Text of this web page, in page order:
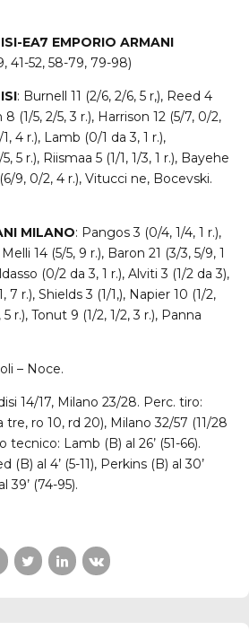
EA7 EMPORIO ARMANI
41-52, 58-79, 79-98)
: Burnell 11 (2/6, 2/6, 5 r,), Reed 4
(1/5, 2/5, 3 r.), Harrison 12 (5/7, 0/2,
4 r.), Lamb (0/1 da 3, 1 r.),
5 r.), Riismaa 5 (1/1, 1/3, 1 r.), Bayehe
9, 0/2, 4 r.), Vitucci ne, Bocevski.
MILANO: Pangos 3 (0/4, 1/4, 1 r.),
14 (5/5, 9 r.), Baron 21 (3/3, 5/9, 1
(0/2 da 3, 1 r.), Alviti 3 (1/2 da 3),
r.), Shields 3 (1/1,), Napier 10 (1/2,
5 r.), Tonut 9 (1/2, 1/2, 3 r.), Panna
– Noce.
14/17, Milano 23/28. Perc. tiro:
ro 10, rd 20), Milano 32/57 (11/28
tecnico: Lamb (B) al 26’ (51-66).
(B) al 4’ (5-11), Perkins (B) al 30’
39’ (74-95).